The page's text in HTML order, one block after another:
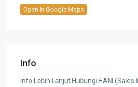
Open In Google Maps
Info
Info Lebih Lanjut Hubungi HANI (Sales